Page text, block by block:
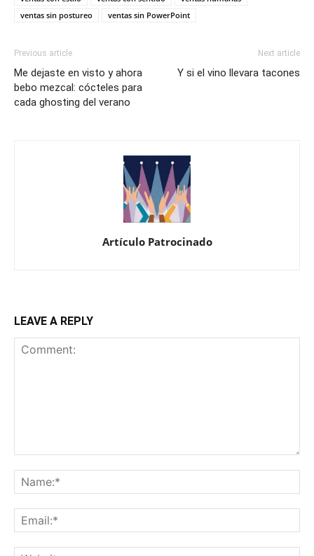
ventas sin postureo
ventas sin PowerPoint
Previous article
Me dejaste en visto y ahora
bebo mezcal: cócteles para
cada ghosting del verano
Next article
Y si el vino llevara tacones
Artículo Patrocinado
LEAVE A REPLY